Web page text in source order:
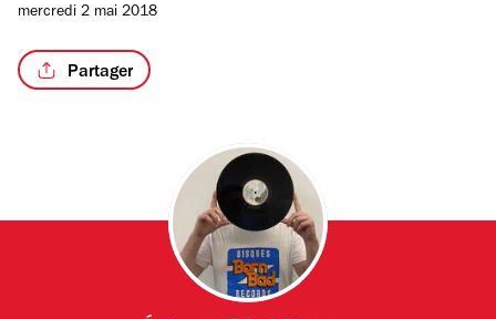
mercredi 2 mai 2018
Partager